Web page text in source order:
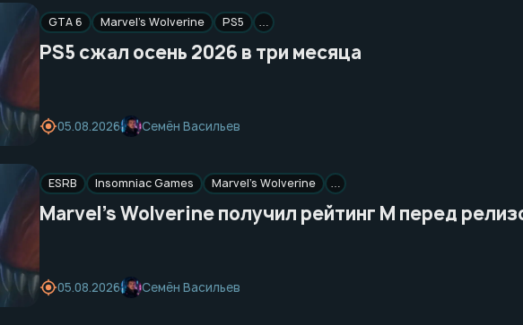
GTA 6 Marvel’s Wolverine PS5 …
PS5 сжал осень 2026 в три месяца
05.08.2026 Семён Васильев
ESRB Insomniac Games Marvel’s Wolverine …
Marvel’s Wolverine получил рейтинг M перед
05.08.2026 Семён Васильев